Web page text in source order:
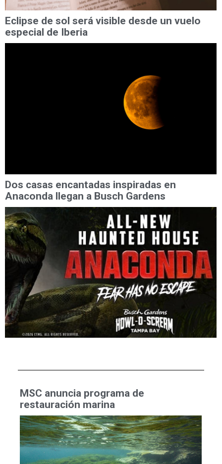
Eclipse de sol será visible desde un vuelo
especial de Iberia
Dos casas encantadas inspiradas en
Anaconda llegan a Busch Gardens
MSC anuncia programa de
restauración marina